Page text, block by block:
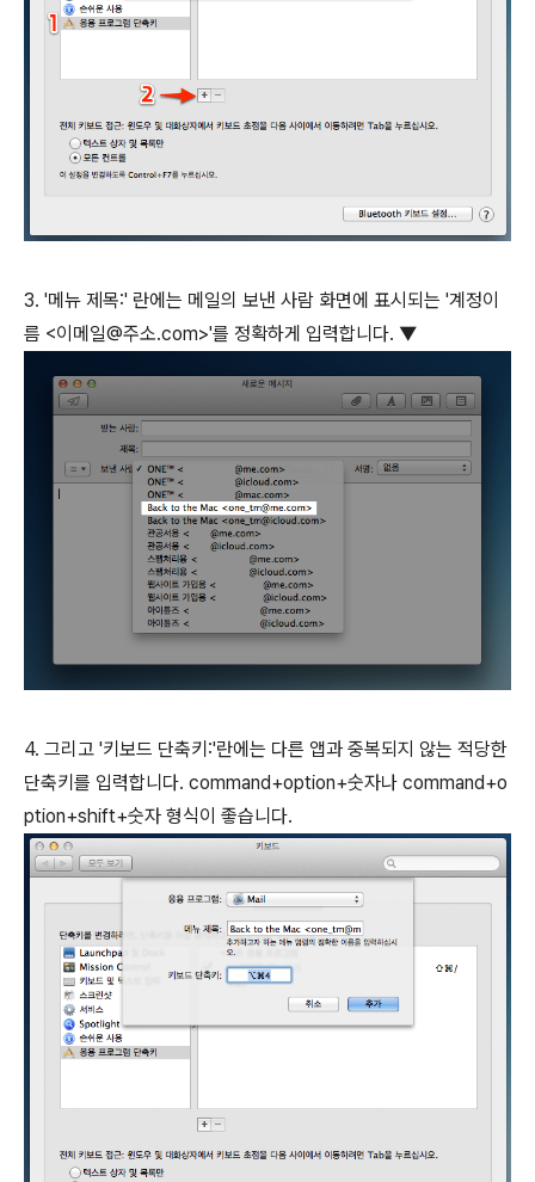
3. '메뉴 제목:' 란에는 메일의 보낸 사람 화면에 표시되는 '계정이
름 <이메일@주소.com>'를 정확하게 입력합니다. ▼
4. 그리고 '키보드 단축키:'란에는 다른 앱과 중복되지 않는 적당한
단축키를 입력합니다. command+option+숫자나 command+o
ption+shift+숫자 형식이 좋습니다.